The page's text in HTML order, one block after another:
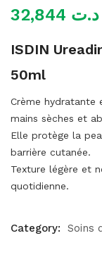
د.ت
ISDIN
50ml
Crème hydratante
mains sèches et
Elle protège la
barrière cutanée.
Texture légère et
quotidienne.
Category: Soins